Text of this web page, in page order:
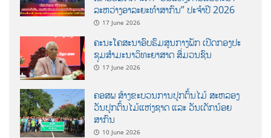
ລະຫວ່າງອາລະຍະທຳສາກົນ” ປະຈຳປີ 2026
17 June 2026
ຄະນະໂຄສະນາອົບຮົມສູນກາງພັກ ເປີດກອງປະ
ຊຸມສຳມະນາວິທະຍາສາດ ສຶ່ມວນຊົນ
17 June 2026
ຄອສພ ສ້າງຂະບວນການປູກຕົ້ນໄມ້ ສະຫລອງ
ວັນປູກຕົ້ນໄມ້ແຫ່ງຊາດ ແລະ ວັນເດັກນ້ອຍ
ສາກົນ
10 June 2026